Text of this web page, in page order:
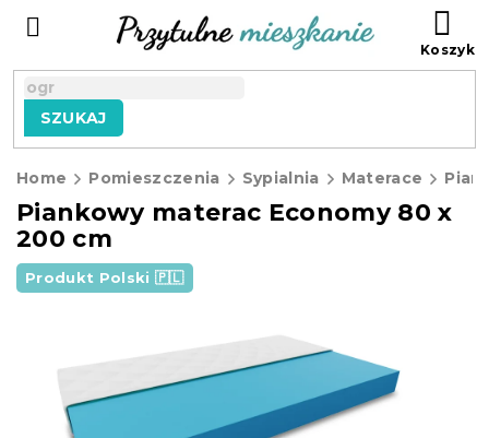
SZUKAJ
Home Pomieszczenia Sypialnia Materace
Piankowy materac Economy 80 x
200 cm
Produkt Polski 🇵🇱